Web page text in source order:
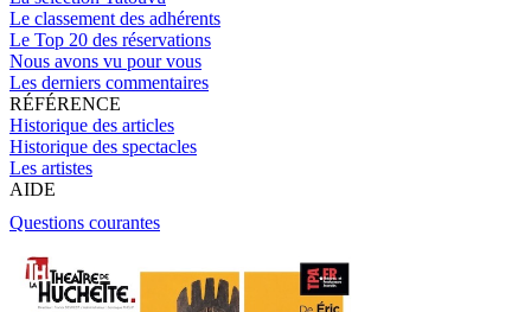
Le classement des adhérents
Le Top 20 des réservations
Nous avons vu pour vous
Les derniers commentaires
RÉFÉRENCE
Historique des articles
Historique des spectacles
Les artistes
AIDE
Questions courantes